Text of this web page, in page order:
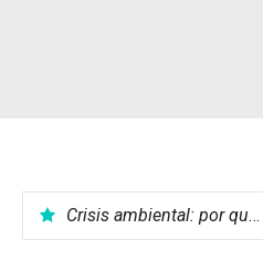
Crisis ambiental: por qué no podemos parar el calentamiento global